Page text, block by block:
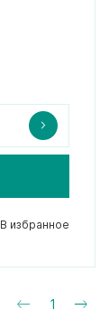
В избранное
1